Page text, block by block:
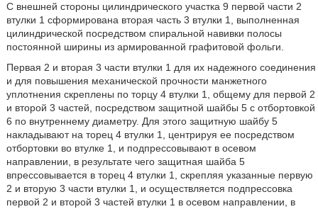
С внешней стороны цилиндрического участка 9 первой части 2
втулки 1 сформирована вторая часть 3 втулки 1, выполненная
цилиндрической посредством спиральной навивки полосы
постоянной ширины из армированной графитовой фольги.
Первая 2 и вторая 3 части втулки 1 для их надежного соединения
и для повышения механической прочности манжетного
уплотнения скреплены по торцу 4 втулки 1, общему для первой 2
и второй 3 частей, посредством защитной шайбы 5 с отбортовкой
6 по внутреннему диаметру. Для этого защитную шайбу 5
накладывают на торец 4 втулки 1, центрируя ее посредством
отбортовки во втулке 1, и подпрессовывают в осевом
направлении, в результате чего защитная шайба 5
впрессовывается в торец 4 втулки 1, скрепляя указанные первую
2 и вторую 3 части втулки 1, и осуществляется подпрессовка
первой 2 и второй 3 частей втулки 1 в осевом направлении, в